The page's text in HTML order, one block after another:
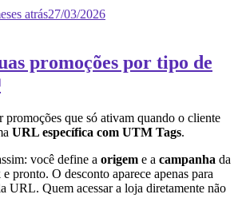
atrás27/03/2026
promoções por tipo de
promoções que só ativam quando o cliente
URL específica com UTM Tags.
você define a origem e a campanha da
pronto. O desconto aparece apenas para
URL. Quem acessar a loja diretamente não